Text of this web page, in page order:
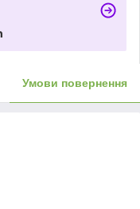
Умови повернення